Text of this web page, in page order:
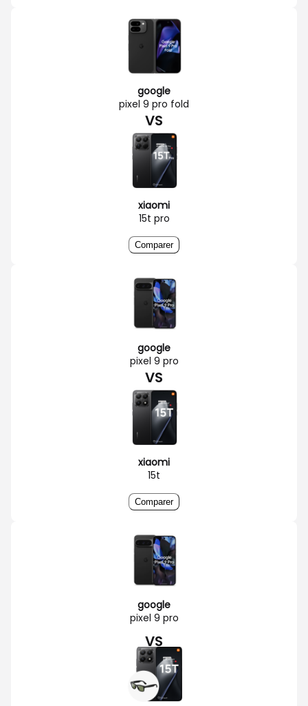
google
pixel 9 pro fold
VS
xiaomi
15t pro
Comparer
google
pixel 9 pro
VS
xiaomi
15t
Comparer
google
pixel 9 pro
VS